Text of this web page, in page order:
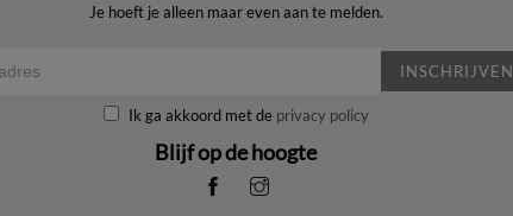
Je hoeft je alleen maar even aan te melden.
INSCHRIJVEN
Ik ga akkoord met de privacy policy
Blijf op de hoogte